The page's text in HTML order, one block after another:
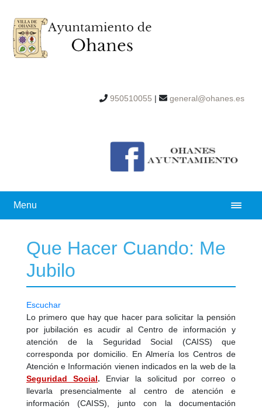
950510055 | general@ohanes.es
Menu
Que Hacer Cuando: Me
Jubilo
Escuchar
Lo primero que hay que hacer para solicitar la pensión
por jubilación es acudir al Centro de información y
atención de la Seguridad Social (CAISS) que
corresponda por domicilio. En Almería los Centros de
Atención e Información vienen indicados en la web de la
Seguridad Social. Enviar la solicitud por correo o
llevarla presencialmente al centro de atención e
información (CAISS), junto con la documentación